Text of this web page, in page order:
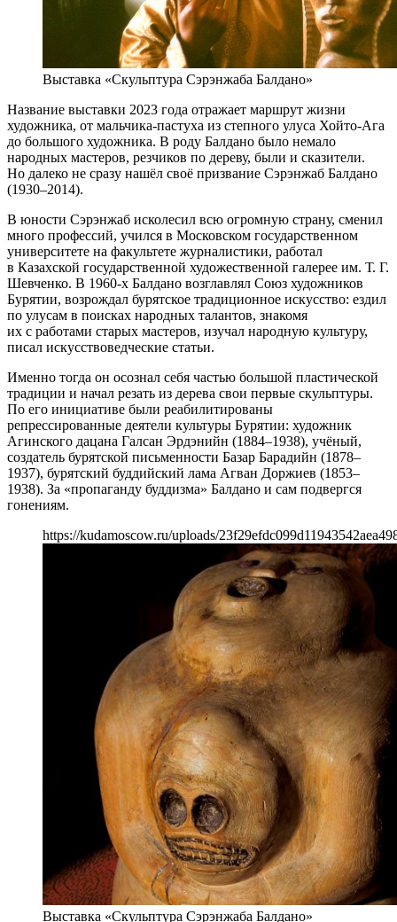
Выставка «Скульптура Сэрэнжаба Балдано»
Название выставки 2023 года отражает маршрут жизни
художника, от мальчика-пастуха из степного улуса Хойто-Ага
до большого художника. В роду Балдано было немало
народных мастеров, резчиков по дереву, были и сказители.
Но далеко не сразу нашёл своё призвание Сэрэнжаб Балдано
(1930–2014).
В юности Сэрэнжаб исколесил всю огромную страну, сменил
много профессий, учился в Московском государственном
университете на факультете журналистики, работал
в Казахской государственной художественной галерее им. Т. Г.
Шевченко. В 1960-х Балдано возглавлял Союз художников
Бурятии, возрождал бурятское традиционное искусство: ездил
по улусам в поисках народных талантов, знакомя
их с работами старых мастеров, изучал народную культуру,
писал искусствоведческие статьи.
Именно тогда он осознал себя частью большой пластической
традиции и начал резать из дерева свои первые скульптуры.
По его инициативе были реабилитированы
репрессированные деятели культуры Бурятии: художник
Агинского дацана Галсан Эрдэнийн (1884–1938), учёный,
создатель бурятской письменности Базар Барадийн (1878–
1937), бурятский буддийский лама Агван Доржиев (1853–
1938). За «пропаганду буддизма» Балдано и сам подвергся
гонениям.
https://kudamoscow.ru/uploads/
Выставка «Скульптура Сэрэнжаба Балдано»